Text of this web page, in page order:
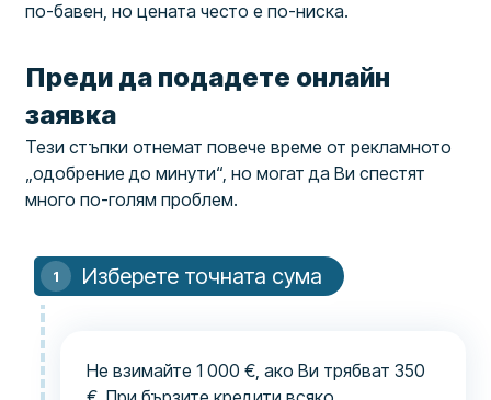
по-бавен, но цената често е по-ниска.
Преди да подадете онлайн
заявка
Тези стъпки отнемат повече време от рекламното
„одобрение до минути“, но могат да Ви спестят
много по-голям проблем.
Изберете точната сума
Не взимайте 1 000 €, ако Ви трябват 350